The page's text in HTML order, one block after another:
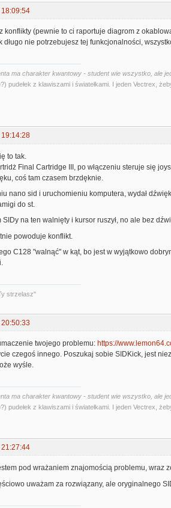
konflikty (pewnie to ci raportuje diagrom z
długo nie potrzebujesz tej funkcjonalności,
ma charakter kwantowy - student wie wszystko, ale
pudełek z klawiszami i światełkami. I jeden Vectrex,
to tak.
Final Cartridge III, po włączeniu steruje się
coś tam czasem brzdęknie.
nano sid i uruchomieniu komputera, wydał
do st.
SIDy na ten walnięty i kursor ruszył, no ale bez
powoduje konflikt.
C128 "walnąć" w kąt, bo jest w wyjątkowo
strzelasz"
twojego problemu: https://
czegoś innego. Poszukaj sobie SIDKick, jest
wyśle.
ma charakter kwantowy - student wie wszystko, ale
pudełek z klawiszami i światełkami. I jeden Vectrex,
pod wrażaniem znajomością problemu, wraz
uważam za rozwiązany, ale oryginalnego